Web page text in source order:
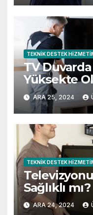
TEKNIK DESTEK
TV
Yüksekte
ARA 25, 2024
TEKNIK DESTEK
Sağlıklı mı?
ARA 24, 2024